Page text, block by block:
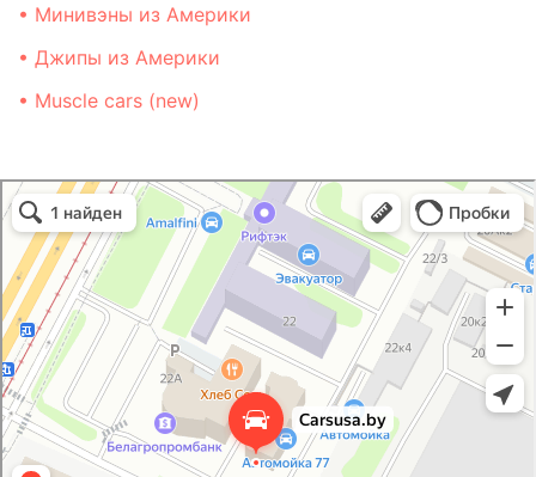
• Минивэны из Америки
• Джипы из Америки
• Muscle cars (new)